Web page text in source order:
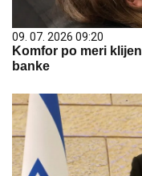
09. 07. 2026 09:20
Komfor po meri
banke